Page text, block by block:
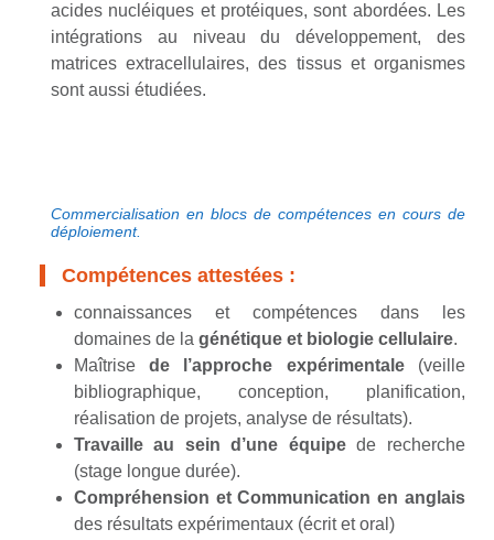
acides nucléiques et protéiques, sont abordées. Les
intégrations au niveau du développement, des
matrices extracellulaires, des tissus et organismes
sont aussi étudiées.
Commercialisation en blocs de compétences en cours de
déploiement.
Compétences attestées :
connaissances et compétences dans les
domaines de la génétique et biologie cellulaire.
Maîtrisede l’approche expérimentale (veille
bibliographique, conception, planification,
réalisation de projets, analyse de résultats).
Travaille au sein d’une équipe de recherche
(stage longue durée).
Compréhension et Communication en anglais
des résultats expérimentaux (écrit et oral)